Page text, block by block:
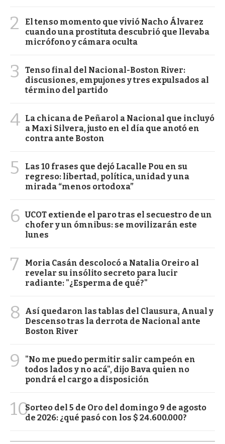
2
El tenso momento que vivió Nacho Álvarez
cuando una prostituta descubrió que llevaba
micrófono y cámara oculta
3
Tenso final del Nacional-Boston River:
discusiones, empujones y tres expulsados al
término del partido
4 La chicana de Peñarol a Nacional que incluyó
a Maxi Silvera, justo en el día que anotó en
contra ante Boston
5
Las 10 frases que dejó Lacalle Pou en su
regreso: libertad, política, unidad y una
mirada “menos ortodoxa”
6 UCOT extiende el paro tras el secuestro de un
chofer y un ómnibus: se movilizarán este
lunes
7
Moria Casán descolocó a Natalia Oreiro al
revelar su insólito secreto para lucir
radiante: "¿Esperma de qué?"
8
Así quedaron las tablas del Clausura, Anual y
Descenso tras la derrota de Nacional ante
Boston River
9
"No me puedo permitir salir campeón en
todos lados y no acá", dijo Bava quien no
pondrá el cargo a disposición
10Sorteo del 5 de Oro del domingo 9 de agosto
de 2026: ¿qué pasó con los $ 24.600.000?